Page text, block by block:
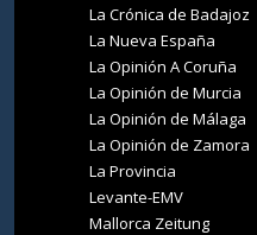
La Crónica de Badajoz
La Nueva España
La Opinión A Coruña
La Opinión de Murcia
La Opinión de Málaga
La Opinión de Zamora
La Provincia
Levante-EMV
Mallorca Zeitung